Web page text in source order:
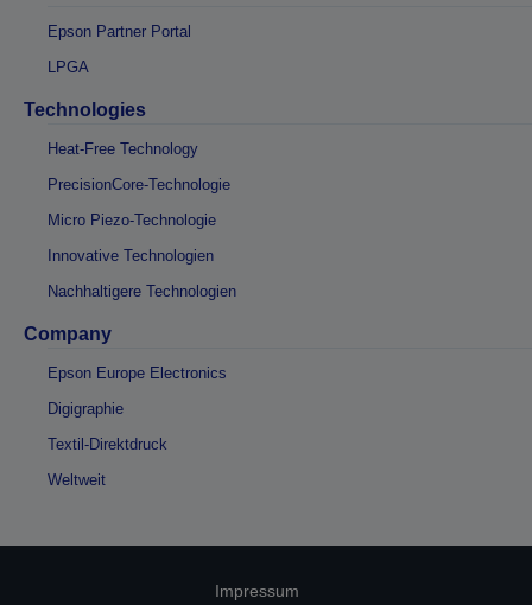
Epson Partner Portal
LPGA
Technologies
Heat-Free Technology
PrecisionCore-Technologie
Micro Piezo-Technologie
Innovative Technologien
Nachhaltigere Technologien
Company
Epson Europe Electronics
Digigraphie
Textil-Direktdruck
Weltweit
Impressum